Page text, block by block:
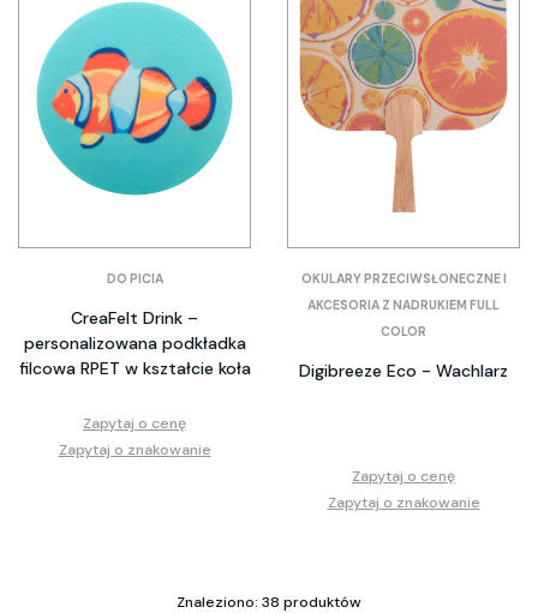
DO PICIA
CreaFelt Drink –
personalizowana podkładka
filcowa RPET w kształcie koła
Zapytaj o cenę
Zapytaj o znakowanie
OKULARY PRZECIWSŁONECZNE I
AKCESORIA Z NADRUKIEM FULL
COLOR
Digibreeze Eco - Wachlarz
Zapytaj o cenę
Zapytaj o znakowanie
Znaleziono: 38 produktów